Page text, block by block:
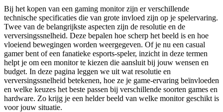
Bij het kopen van een gaming monitor zijn er verschillende
technische specificaties die van grote invloed zijn op je spelervaring.
Twee van de belangrijkste aspecten zijn de resolutie en de
verversingssnelheid. Deze bepalen hoe scherp het beeld is en hoe
vloeiend bewegingen worden weergegeven. Of je nu een casual
gamer bent of een fanatieke esports-speler, inzicht in deze termen
helpt je om een monitor te kiezen die aansluit bij jouw wensen en
budget. In deze pagina leggen we uit wat resolutie en
verversingssnelheid betekenen, hoe ze je game-ervaring beïnvloeden
en welke keuzes het beste passen bij verschillende soorten games en
hardware. Zo krijg je een helder beeld van welke monitor geschikt is
voor jouw situatie.